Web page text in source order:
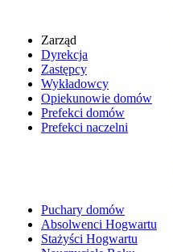
Zarząd
Dyrekcja
Zastępcy
Wykładowcy
Opiekunowie domów
Prefekci domów
Prefekci naczelni
Puchary domów
Absolwenci Hogwartu
Stażyści Hogwartu